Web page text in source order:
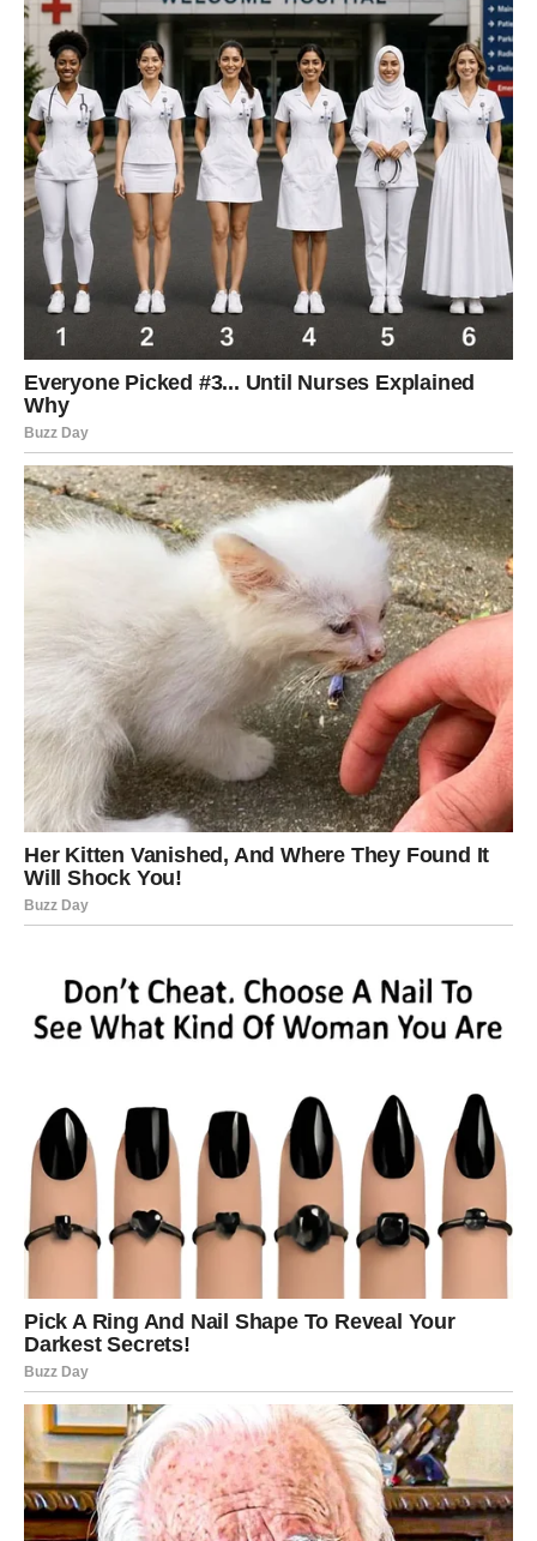
Strelac
Strelčevima vikend donosi vedru atmosferu i mnogo
prilika za nova poznanstva. Izlazak, putovanje ili druženje
sa prijateljima mogli bi postati početak jedne zanimljive
ljubavne priče.
Ako ste zauzeti, partner će želeti da zajedno provedete
što više vremena i napravite planove za naredni period.
Jarac
Jarčevima se emocije bude na najlepši način. Partner će
vam pokazati koliko mu je stalo do zajedničke budućnosti,
a vi ćete osetiti veliku sigurnost i zadovoljstvo.
Slobodni Jarčevi mogli bi upoznati osobu koja donosi mir,
stabilnost i osećaj da je konačno došlo pravo vreme za
Vodolija
Vodolije su među znakovima kojima se srce najviše
otvara ovog vikenda. Neočekivan susret ili poruka mogli
bi potpuno promeniti vaš pogled na ljubavni život. Osoba
koja ulazi u vašu svakodnevicu doneće mnogo radosti,
razumevanja i iskrenih emocija.
Ako ste u vezi, očekuju vas romantični trenuci i razgovori
Ribe
emocijama. Partner će vas prijatno iznenaditi pažnjom i
iskrenim rečima koje će vam ostati u sećanju.
Slobodne Ribe imaju velike šanse da upoznaju osobu
koja će ih osvojiti dobrotom, pažnjom i razumevanjem.
Ovo poznanstvo moglo bi prerasti u veoma posebnu
ljubavnu priču.
Predstojeći vikend donosi mnogo više ljubavne sreće
nego što mnogi očekuju. Iskreni razgovori, romantični
susreti i nova poznanstva pokazaće da se srce uvek
otvara kada se pojavi prava osoba. Za mnoge će ovo biti
prilika da ostave iza sebe stare emotivne rane i naprave
mesto za lepe trenutke koji dolaze.